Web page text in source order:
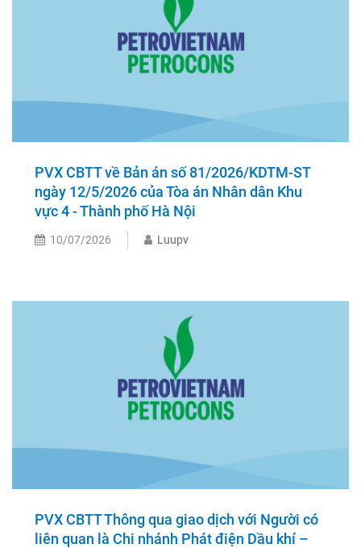
PVX CBTT về Bản án số 81/2026/KDTM-ST
ngày 12/5/2026 của Tòa án Nhân dân Khu
vực 4 - Thành phố Hà Nội
10/07/2026 Luupv
PVX CBTT Thông qua giao dịch với Người có
liên quan là Chi nhánh Phát điện Dầu khí –